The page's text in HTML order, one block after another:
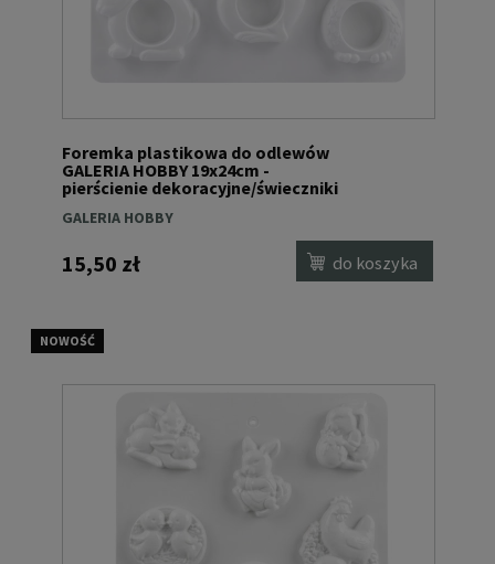
Foremka plastikowa do odlewów
GALERIA HOBBY 19x24cm -
pierścienie dekoracyjne/świeczniki
zwierzątka
GALERIA HOBBY
15,50 zł do koszyka
NOWOŚĆ